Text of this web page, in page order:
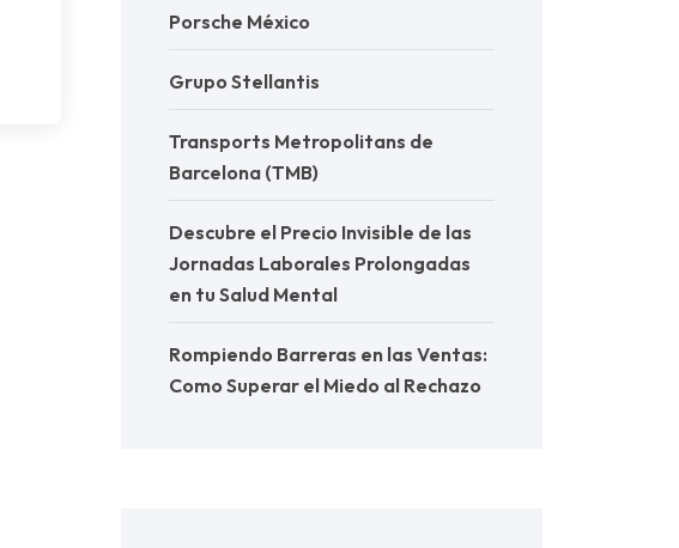
Porsche México
Grupo Stellantis
Transports Metropolitans de
Barcelona (TMB)
Descubre el Precio Invisible de las
Jornadas Laborales Prolongadas
en tu Salud Mental
Rompiendo Barreras en las Ventas:
Como Superar el Miedo al Rechazo